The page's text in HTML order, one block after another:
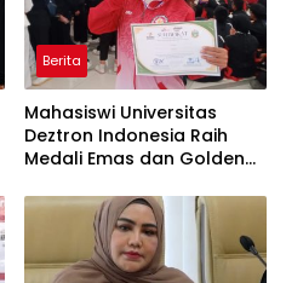
Berita
Mahasiswi Universitas
Deztron Indonesia Raih
Medali Emas dan Golden